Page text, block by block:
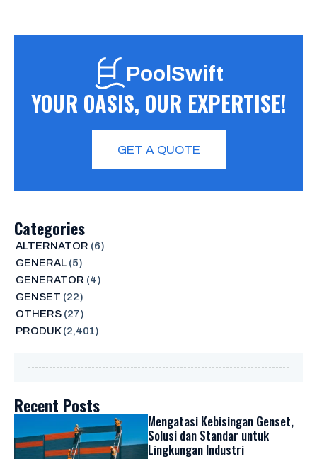
PoolSwift
YOUR OASIS, OUR EXPERTISE!
GET A QUOTE
Categories
ALTERNATOR (6)
GENERAL(5)
GENERATOR (4)
GENSET (22)
OTHERS(27)
PRODUK(2,401)
Recent Posts
Mengatasi Kebisingan Genset,
Solusi dan Standar untuk
Lingkungan Industri